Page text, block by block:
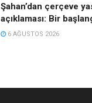
Şahan’dan çerçeve
açıklaması: Bir
6 AĞUSTOS 2026